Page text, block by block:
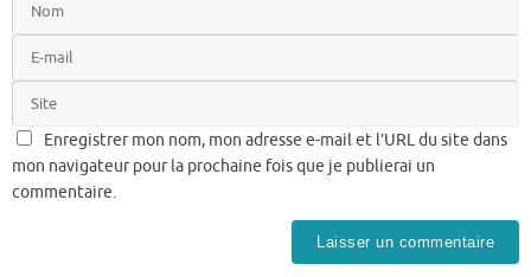
Enregistrer mon nom, mon adresse e-mail et l’URL du site dans
mon navigateur pour la prochaine fois que je publierai un
commentaire.